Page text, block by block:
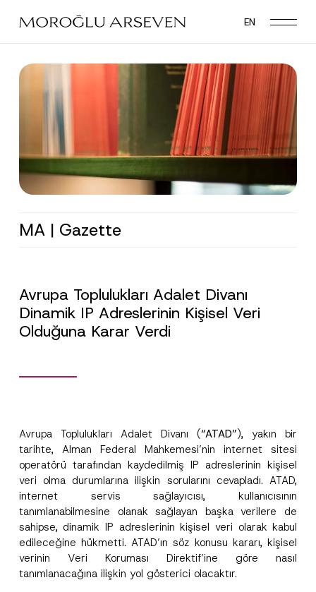
main
EN
MA | Gazette
Avrupa Toplulukları Adalet Divanı
Dinamik IP Adreslerinin Kişisel Veri
Olduğuna Karar Verdi
Avrupa Toplulukları Adalet Divanı (“ATAD”), yakın bir
tarihte, Alman Federal Mahkemesi’nin internet sitesi
operatörü tarafından kaydedilmiş IP adreslerinin kişisel
veri olma durumlarına ilişkin sorularını cevapladı. ATAD,
internet servis sağlayıcısı, kullanıcısının
tanımlanabilmesine olanak sağlayan başka verilere de
sahipse, dinamik IP adreslerinin kişisel veri olarak kabul
edileceğine hükmetti. ATAD’ın söz konusu kararı, kişisel
verinin Veri Koruması Direktif’ine göre nasıl
tanımlanacağına ilişkin yol gösterici olacaktır.